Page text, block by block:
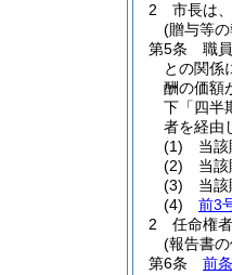
2
市長は
(贈与等
第5条
職
との関係
酬の価額
下「四半
者を経由
(1)
当
(2)
当
(3)
当
(4)
前3
2
任命権者
(報告書
第6条
前